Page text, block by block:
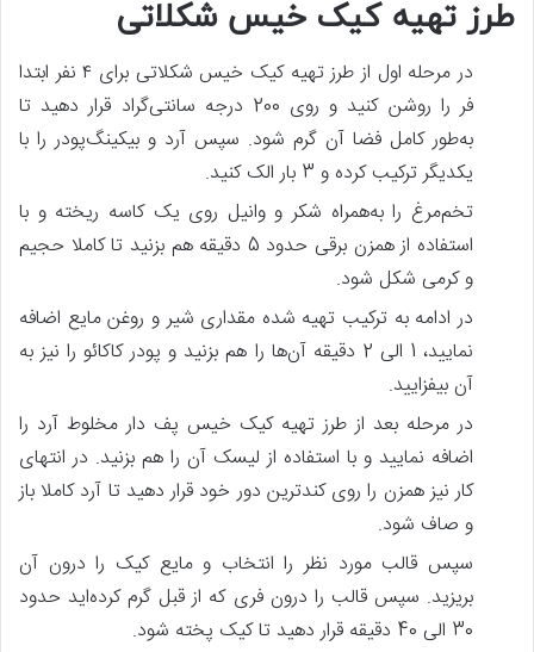
طرز تهیه کیک خیس شکلاتی
در مرحله اول از طرز تهیه کیک خیس شکلاتی برای ۴ نفر ابتدا
فر را روشن کنید و روی 200 درجه سانتی‌گراد قرار دهید تا
به‌طور کامل فضا آن گرم شود. سپس آرد و بیکینگ‌پودر را با
یکدیگر ترکیب کرده و 3 بار الک کنید.
تخم‌مرغ را به‌همراه شکر و وانیل روی یک کاسه ریخته و با
استفاده از همزن برقی حدود 5 دقیقه هم بزنید تا کاملا حجیم
و کرمی شکل شود.
در ادامه به ترکیب تهیه شده مقداری شیر و روغن مایع اضافه
نمایید، 1 الی 2 دقیقه آن‌ها را هم بزنید و پودر کاکائو را نیز به
آن بیفزایید.
در مرحله بعد از طرز تهیه کیک خیس پف دار مخلوط آرد را
اضافه نمایید و با استفاده از لیسک آن را هم بزنید. در انتهای
کار نیز همزن را روی کندترین دور خود قرار دهید تا آرد کاملا باز
و صاف شود.
سپس قالب مورد نظر را انتخاب و مایع کیک را درون آن
بریزید. سپس قالب را درون فری که از قبل گرم کرده‌اید حدود
30 الی 40 دقیقه قرار دهید تا کیک پخته شود.